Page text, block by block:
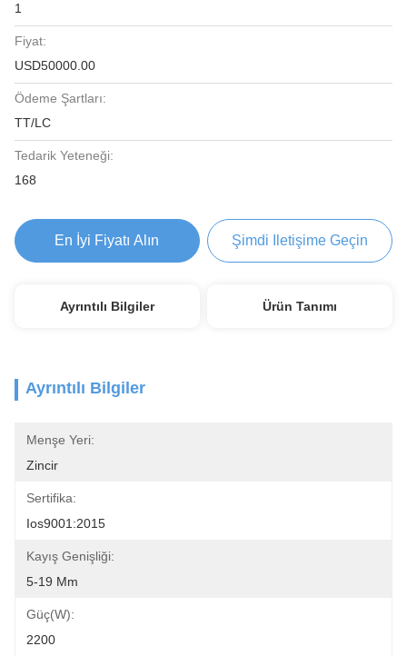
1
Fiyat:
USD50000.00
Ödeme Şartları:
TT/LC
Tedarik Yeteneği:
168
En İyi Fiyatı Alın Şimdi Iletişime Geçin
Ayrıntılı Bilgiler Ürün Tanımı
Ayrıntılı Bilgiler
Menşe Yeri:
Zincir
Sertifika:
Ios9001:2015
Kayış Genişliği:
5-19 Mm
Güç(w):
2200